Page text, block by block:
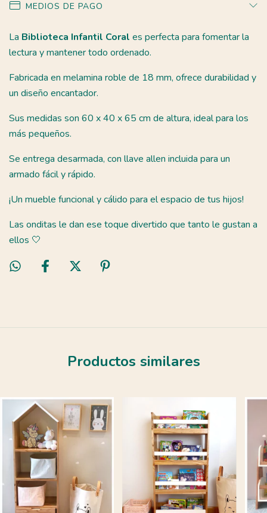
MEDIOS DE PAGO
La Biblioteca Infantil Coral es perfecta para fomentar la
lectura y mantener todo ordenado.
Fabricada en melamina roble de 18 mm, ofrece durabilidad y
un diseño encantador.
Sus medidas son 60 x 40 x 65 cm de altura, ideal para los
más pequeños.
Se entrega desarmada, con llave allen incluida para un
armado fácil y rápido.
¡Un mueble funcional y cálido para el espacio de tus hijos!
Las onditas le dan ese toque divertido que tanto le gustan a
ellos 🤍
Productos similares